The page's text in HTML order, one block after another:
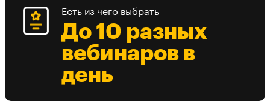
Есть из чего выбрать
До 10 разных
вебинаров в
день